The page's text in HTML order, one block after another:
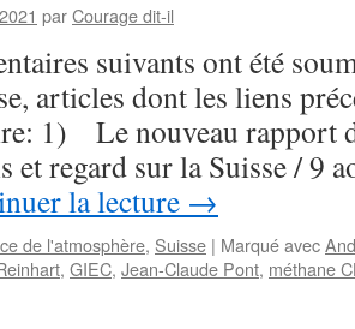
parCourage dit-il
suivants ont été
articles dont les liens
1) Le nouveau rapport
et regard sur la Suisse /
la lecture →
de l'atmosphère, Suisse | Marqué avec
, GIEC, Jean-Claude Pont, méthane